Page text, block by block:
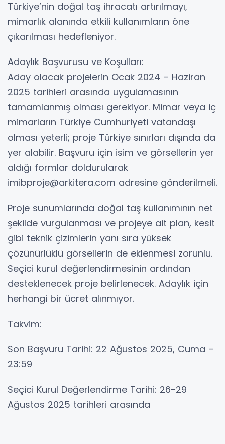
Türkiye’nin doğal taş ihracatı artırılmayı,
mimarlık alanında etkili kullanımların öne
çıkarılması hedefleniyor.
Adaylık Başvurusu ve Koşulları:
Aday olacak projelerin Ocak 2024 – Haziran
2025 tarihleri arasında uygulamasının
tamamlanmış olması gerekiyor. Mimar veya iç
mimarların Türkiye Cumhuriyeti vatandaşı
olması yeterli; proje Türkiye sınırları dışında da
yer alabilir. Başvuru için isim ve görsellerin yer
aldığı formlar doldurularak
imibproje@arkitera.com adresine gönderilmeli.
Proje sunumlarında doğal taş kullanımının net
şekilde vurgulanması ve projeye ait plan, kesit
gibi teknik çizimlerin yanı sıra yüksek
çözünürlüklü görsellerin de eklenmesi zorunlu.
Seçici kurul değerlendirmesinin ardından
desteklenecek proje belirlenecek. Adaylık için
herhangi bir ücret alınmıyor.
Takvim:
Son Başvuru Tarihi: 22 Ağustos 2025, Cuma –
23:59
Seçici Kurul Değerlendirme Tarihi: 26-29
Ağustos 2025 tarihleri arasında